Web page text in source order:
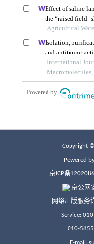
Copyright ©
Powered
京ICP备
京公网
网络出版服务
Service:
010-
E-mail: